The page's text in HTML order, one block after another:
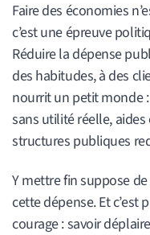
Faire des économies
c’est une épreuve
Réduire la dépense
des habitudes, à des
nourrit un petit monde
sans utilité réelle,
structures publiques
Y mettre fin suppose
cette dépense. Et c’est
courage : savoir